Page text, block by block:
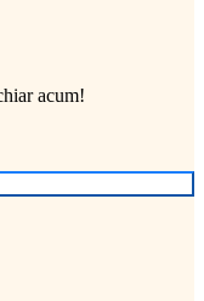
acum!